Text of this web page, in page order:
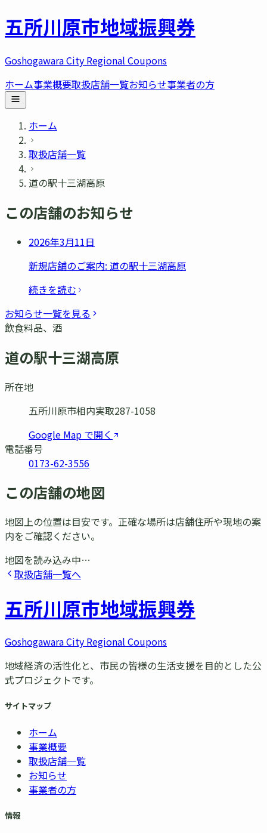
五所川原市地域振興券
Goshogawara City Regional Coupons
ホーム事業概要取扱店舗一覧お知らせ事業者の方
ホーム
取扱店舗一覧
道の駅十三湖高原
この店舗のお知らせ
2026年3月11日
新規店舗のご案内: 道の駅十三湖高原
続きを読む
お知らせ一覧を見る
飲食料品、酒
道の駅十三湖高原
所在地
五所川原市相内実取287-1058
Google Map で開く
電話番号
0173-62-3556
この店舗の地図
地図上の位置は目安です。正確な場所は店舗住所や現地の案
内をご確認ください。
地図を読み込み中…
取扱店舗一覧へ
五所川原市地域振興券
Goshogawara City Regional Coupons
地域経済の活性化と、市民の皆様の生活支援を目的とした公
式プロジェクトです。
サイトマップ
ホーム
事業概要
取扱店舗一覧
お知らせ
事業者の方
情報